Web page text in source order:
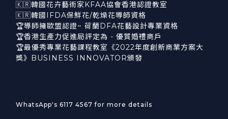
🇰🇷韓國花卉藝術家KFAA協會香港認證教室
🇰🇷韓國IFDA保鮮花/乾燥花導師資格
🏆導師擁歐盟認證~ 荷蘭DFA花藝設計專業資格
🏆香港生產力促進局評定為 - 優質婚禮商戶
🏆最優秀專業花藝課程教室《2022年度創新商業方案大
獎》BUSINESS INNOVATOR頒發
WhatsApp's 6117 4567 for more details